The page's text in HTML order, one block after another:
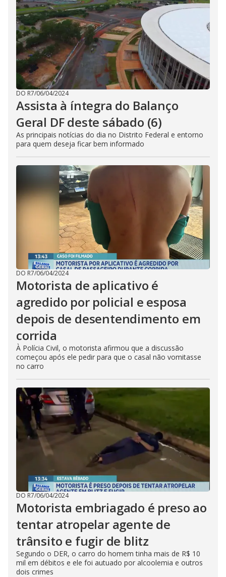
DO R7/06/04/2024
Assista à íntegra do Balanço
Geral DF deste sábado (6)
As principais notícias do dia no Distrito Federal e entorno
para quem deseja ficar bem informado
DO R7/06/04/2024
Motorista de aplicativo é
agredido por policial e esposa
depois de desentendimento em
corrida
À Polícia Civil, o motorista afirmou que a discussão
começou após ele pedir para que o casal não vomitasse
no carro
DO R7/06/04/2024
Motorista embriagado é preso ao
tentar atropelar agente de
trânsito e fugir de blitz
Segundo o DER, o carro do homem tinha mais de R$ 10
mil em débitos e ele foi autuado por alcoolemia e outros
dois crimes